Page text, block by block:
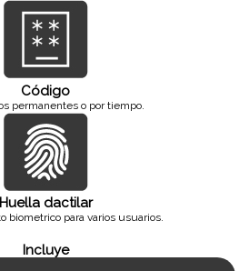
Código
permanentes o por tiempo.
Huella dactilar
biometrico para varios usuarios.
Incluye